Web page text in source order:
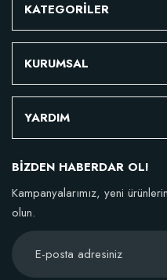
Özel Karışım Fidan Tutma
KATEGORİLER
KURUMSAL
YARDIM
BİZDEN HABERDAR OL!
Kampanyalarımız, yeni
olun.